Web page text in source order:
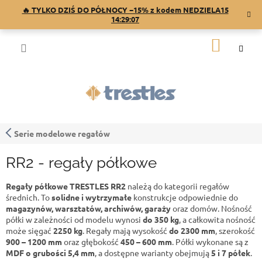
treści
🔥 TYLKO DZIŚ DO PÓŁNOCY −15% z kodem NEDZIELA15
14:29:07
Serie modelowe regałów
RR2 - regały półkowe
Regały półkowe TRESTLES RR2 należą do kategorii regałów
średnich. Tosolidne i wytrzymałe konstrukcje odpowiednie do
magazynów, warsztatów, archiwów, garażyoraz domów. Nośność
półki w zależności od modelu wynosi do 350 kg, a całkowita nośność
może sięgać 2250 kg. Regały mają wysokość do 2300 mm, szerokość
900 – 1200 mmoraz głębokość 450 – 600 mm. Półki wykonane są z
MDF o grubości 5,4 mm, a dostępne warianty obejmują5 i 7 półek.